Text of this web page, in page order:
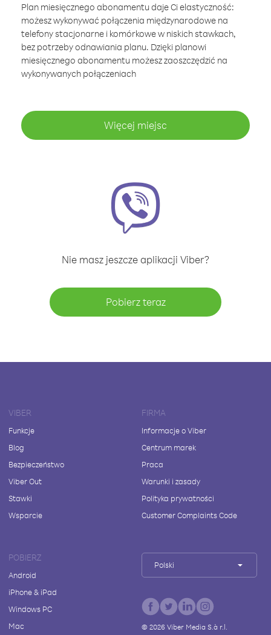
Plan miesięcznego abonamentu daje Ci elastyczność:
możesz wykonywać połączenia międzynarodowe na
telefony stacjonarne i komórkowe w niskich stawkach,
bez potrzeby odnawiania planu. Dzięki planowi
miesięcznego abonamentu możesz zaoszczędzić na
wykonywanych połączeniach
Więcej miejsc
Nie masz jeszcze aplikacji Viber?
Pobierz teraz
VIBER
Funkcje
Blog
Bezpieczeństwo
Viber Out
Stawki
Wsparcie
FIRMA
Informacje o Viber
Centrum marek
Praca
Warunki i zasady
Polityka prywatności
Customer Complaints Code
POBIERZ
Android
iPhone & iPad
Windows PC
Mac
Polski
© 2026Viber Media S.à r.l.